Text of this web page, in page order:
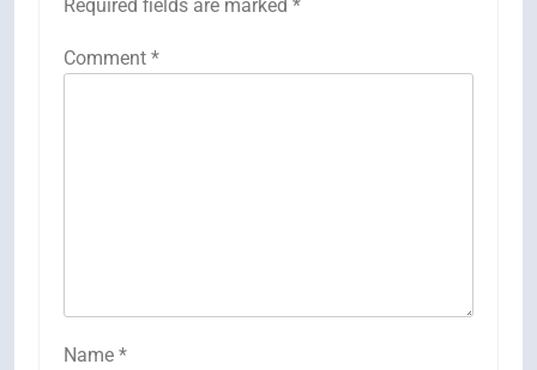
Required fields are marked *
Comment *
Name *